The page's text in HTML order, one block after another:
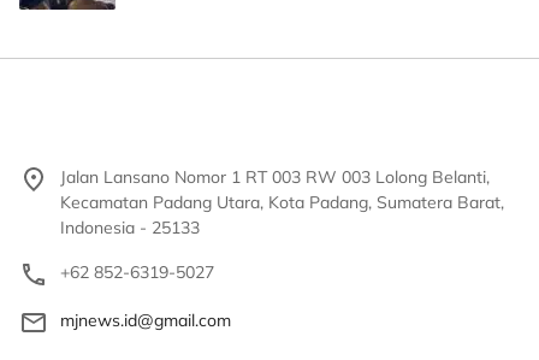
Jalan Lansano Nomor 1 RT 003 RW 003 Lolong Belanti,
Kecamatan Padang Utara, Kota Padang, Sumatera Barat,
Indonesia - 25133
+62 852-6319-5027
mjnews.id@gmail.com